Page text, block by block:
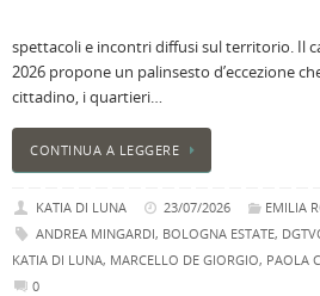
spettacoli e incontri diffusi sul territorio. Il
2026 propone un palinsesto d’eccezione
cittadino, i quartieri…
CONTINUA A LEGGERE
KATIA DI LUNA 23/07/2026 EMILIA
ANDREA MINGARDI, BOLOGNA ESTATE,
KATIA DI LUNA, MARCELLO DE GIORGIO, PAOLA
0